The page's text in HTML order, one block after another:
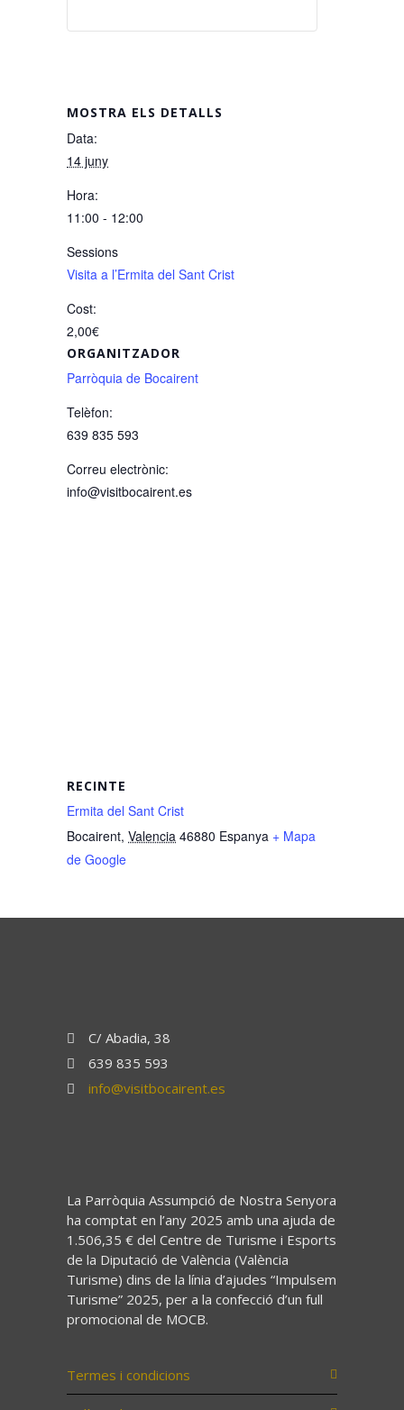
MOSTRA ELS DETALLS
Data:
14 juny
Hora:
11:00 - 12:00
Sessions
Visita a l’Ermita del Sant Crist
Cost:
2,00€
ORGANITZADOR
Parròquia de Bocairent
Telèfon:
639 835 593
Correu electrònic:
info@visitbocairent.es
RECINTE
Ermita del Sant Crist
Bocairent, Valencia 46880 Espanya + Mapa
de Google
C/ Abadia, 38
639 835 593
info@visitbocairent.es
La Parròquia Assumpció de Nostra Senyora
ha comptat en l’any 2025 amb una ajuda de
1.506,35 € del Centre de Turisme i Esports
de la Diputació de València (València
Turisme) dins de la línia d’ajudes “Impulsem
Turisme” 2025, per a la confecció d’un full
promocional de MOCB.
Termes i condicions